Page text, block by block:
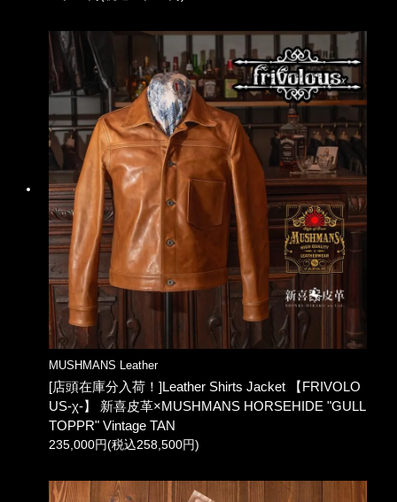
MUSHMANS Leather
[店頭在庫分入荷！]Leather Shirts Jacket 【FRIVOLO
US-χ-】 新喜皮革×MUSHMANS HORSEHIDE "GULL
TOPPR" Vintage TAN
235,000円(税込258,500円)